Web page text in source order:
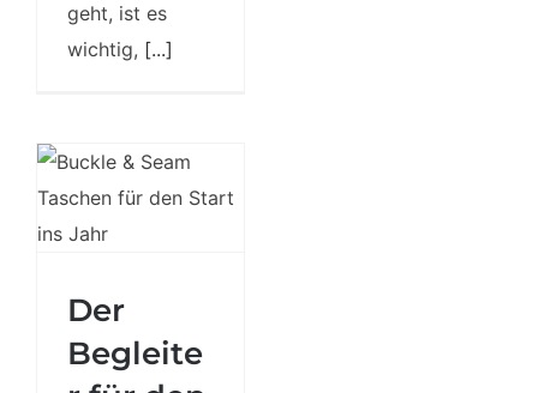
geht, ist es
wichtig, [...]
Der Begleiter
für den
perfekten
Der
Begleite